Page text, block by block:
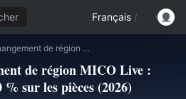
Français /
Guide de changement de région MICO Live : Économisez 30 % sur les pièces (2026)
de région MICO Live :
% sur les pièces (2026)